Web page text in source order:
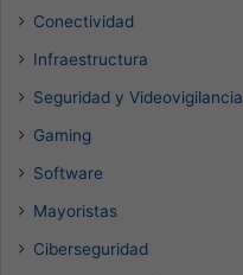
Conectividad
Infraestructura
Seguridad y Videovigilancia
Gaming
Software
Mayoristas
Ciberseguridad